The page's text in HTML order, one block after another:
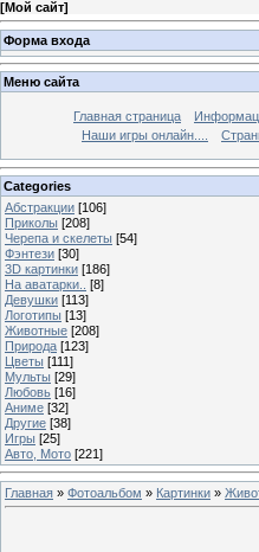
[Мой сайт]
Форма входа
Меню сайта
Главная страница
Наши игры онлайн....
Categories
Абстракции [106]
Приколы [208]
Черепа и скелеты [54]
Фэнтези [30]
3D картинки [186]
На аватарки..
[8]
Девушки [113]
Логотипы [13]
Животные [208]
Природа [123]
Цветы [111]
Мульты [29]
Любовь [16]
Аниме [32]
Другие [38]
Игры [25]
Авто, Мото [221]
Главная » Фотоальбом » Картинки »